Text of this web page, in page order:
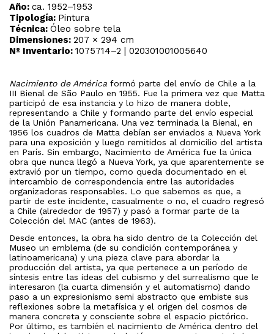
Año: ca. 1952–1953
Tipología: Pintura
Técnica: Óleo sobre tela
Dimensiones: 207 × 294 cm
Nº Inventario: 1075714–2 | 020301001005640
Nacimiento de América formó parte del envío de Chile a la
III Bienal de São Paulo en 1955. Fue la primera vez que Matta
participó de esa instancia y lo hizo de manera doble,
representando a Chile y formando parte del envío especial
de la Unión Panamericana. Una vez terminada la Bienal, en
1956 los cuadros de Matta debían ser enviados a Nueva York
para una exposición y luego remitidos al domicilio del artista
en París. Sin embargo, Nacimiento de América fue la única
obra que nunca llegó a Nueva York, ya que aparentemente se
extravió por un tiempo, como queda documentado en el
intercambio de correspondencia entre las autoridades
organizadoras responsables. Lo que sabemos es que, a
partir de este incidente, casualmente o no, el cuadro regresó
a Chile (alrededor de 1957) y pasó a formar parte de la
Colección del MAC (antes de 1963).
Desde entonces, la obra ha sido dentro de la Colección del
Museo un emblema (de su condición contemporánea y
latinoamericana) y una pieza clave para abordar la
producción del artista, ya que pertenece a un período de
síntesis entre las ideas del cubismo y del surrealismo que le
interesaron (la cuarta dimensión y el automatismo) dando
paso a un expresionismo semi abstracto que embiste sus
reflexiones sobre la metafísica y el origen del cosmos de
manera concreta y consciente sobre el espacio pictórico.
Por último, es también el nacimiento de América dentro del